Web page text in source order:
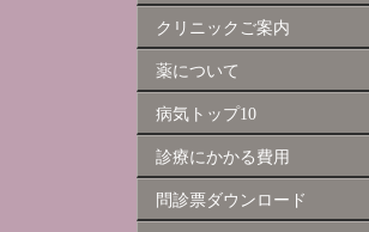
クリニックご案内
薬について
病気トップ10
診療にかかる費用
問診票ダウンロード